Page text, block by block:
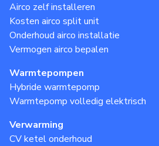
Airco zelf installeren
Kosten airco split unit
Onderhoud airco installatie
Vermogen airco bepalen
Warmtepompen
Hybride warmtepomp
Warmtepomp volledig elektrisch
Verwarming
CV ketel onderhoud